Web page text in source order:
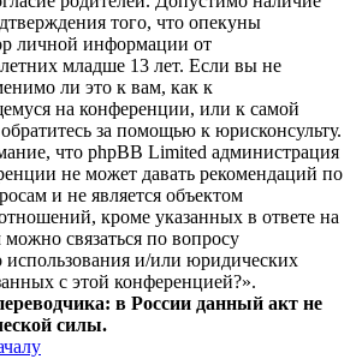
того, что опекуны
личной информации от
младше 13 лет. Если вы не
ли это к вам, как к
на конференции, или к самой
за помощью к юрисконсульту.
что phpBB Limited администрация
не может давать рекомендаций по
и не является объектом
кроме указанных в ответе на
связаться по вопросу
использования и/или юридических
с этой конференцией?».
в России данный акт не
силы.